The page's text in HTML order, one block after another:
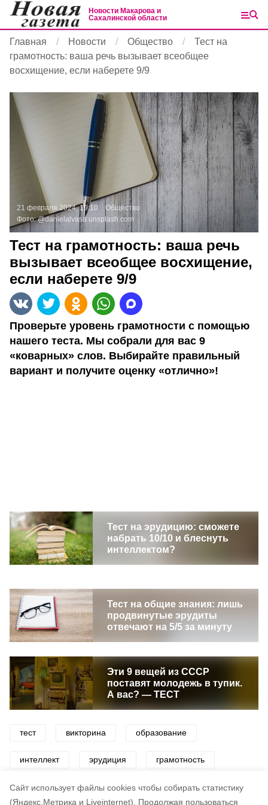
Cайт использует файлы cookies чтобы собирать статистику
(Яндекс.Метрика и Liveinternet).
Продолжая пользоваться
Новости Макарова и
Сахалинской области
Главная Новости Общество
Тест на
грамотность: ваша речь вызывает всеобщее
восхищение, если наберете 9/9
21 февраля 2024, 19:10
Общество
Фото:@danielalvasd unsplash.com
Тест на грамотность: ваша речь
вызывает всеобщее восхищение,
если наберете 9/9
Проверьте уровень грамотности с помощью
нашего теста. Мы собрали для вас 9
«коварных» слов. Выбирайте правильный
вариант и получите оценку «отлично»!
Тест на эрудицию: сможете
набрать 10/10 и блеснуть
интеллектом?
Тест на общие знания: лишь
продвинутые эрудиты
отвечают на 5/5 за минуту
Эти 9 вещей из СССР
поставят молодежь в тупик.
А вас? — ТЕСТ
тест викторина образование
интеллект эрудиция грамотность
русский язык